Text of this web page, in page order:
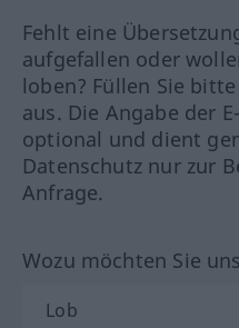
Fehlt eine
aufgefallen oder
loben? Füllen Sie
aus. Die Angabe der
optional und dient
Datenschutz nur zur
Anfrage.
Wozu möchten Sie